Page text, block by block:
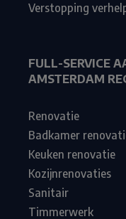
Verstopping
FULL-SERVICE
AMSTERDAM
Renovatie
Badkamer
Keuken renovatie
Kozijnrenovaties
Sanitair
Timmerwerk